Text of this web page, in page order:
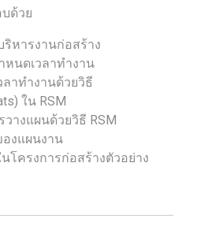
ด้วย
หารงานก่อสร้าง
หนดเวลาทำงาน
ลาทำงานด้วยวิธี
ใน RSM
างแผนด้วยวิธี RSM
งแผนงาน
โครงการก่อสร้างตัวอย่าง